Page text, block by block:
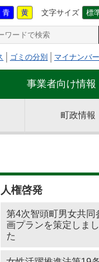
青 黄 文字サイズ 標
ゴミの分別 マイナンバー
事業者向け情報
町政情報
人権啓発
第4次智頭町男女共同
画プランを策定しまし
た